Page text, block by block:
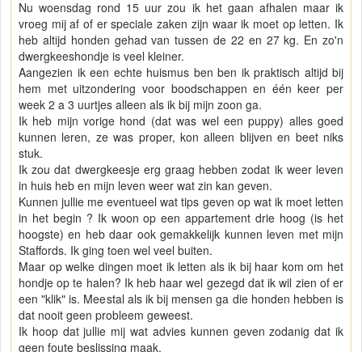
Nu woensdag rond 15 uur zou ik het gaan afhalen maar ik
vroeg mij af of er speciale zaken zijn waar ik moet op letten. Ik
heb altijd honden gehad van tussen de 22 en 27 kg. En zo'n
dwergkeeshondje is veel kleiner.
Aangezien ik een echte huismus ben ben ik praktisch altijd bij
hem met uitzondering voor boodschappen en één keer per
week 2 a 3 uurtjes alleen als ik bij mijn zoon ga.
Ik heb mijn vorige hond (dat was wel een puppy) alles goed
kunnen leren, ze was proper, kon alleen blijven en beet niks
stuk.
Ik zou dat dwergkeesje erg graag hebben zodat ik weer leven
in huis heb en mijn leven weer wat zin kan geven.
Kunnen jullie me eventueel wat tips geven op wat ik moet letten
in het begin ? Ik woon op een appartement drie hoog (is het
hoogste) en heb daar ook gemakkelijk kunnen leven met mijn
Staffords. Ik ging toen wel veel buiten.
Maar op welke dingen moet ik letten als ik bij haar kom om het
hondje op te halen? Ik heb haar wel gezegd dat ik wil zien of er
een "klik" is. Meestal als ik bij mensen ga die honden hebben is
dat nooit geen probleem geweest.
Ik hoop dat jullie mij wat advies kunnen geven zodanig dat ik
geen foute beslissing maak.